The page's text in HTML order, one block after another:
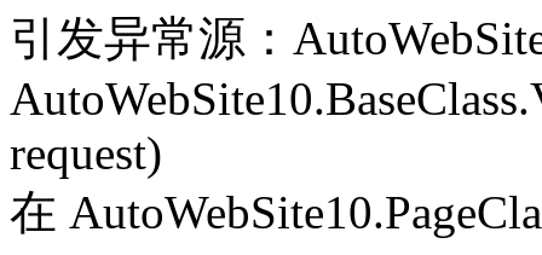
引发异常源：
request)
在